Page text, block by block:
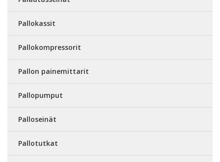
Pallokassit
Pallokompressorit
Pallon painemittarit
Pallopumput
Palloseinät
Pallotutkat